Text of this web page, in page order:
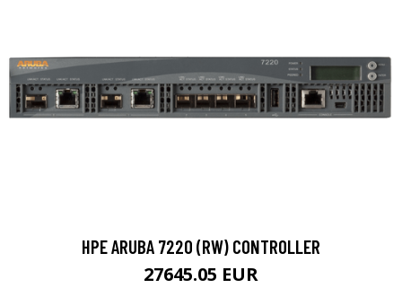
HPE ARUBA 7220 (RW) CONTROLLER
27645.05 EUR